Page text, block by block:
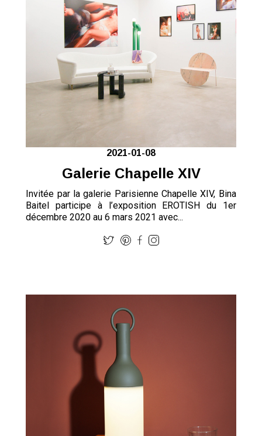
2021-01-08
Galerie Chapelle XIV
Invitée par la galerie Parisienne Chapelle XIV, Bina
Baitel participe à l’exposition EROTISH du 1er
décembre 2020 au 6 mars 2021 avec...